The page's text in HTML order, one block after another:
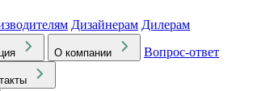
Дизайнерам Дилерам
О компании
Вопрос-ответ